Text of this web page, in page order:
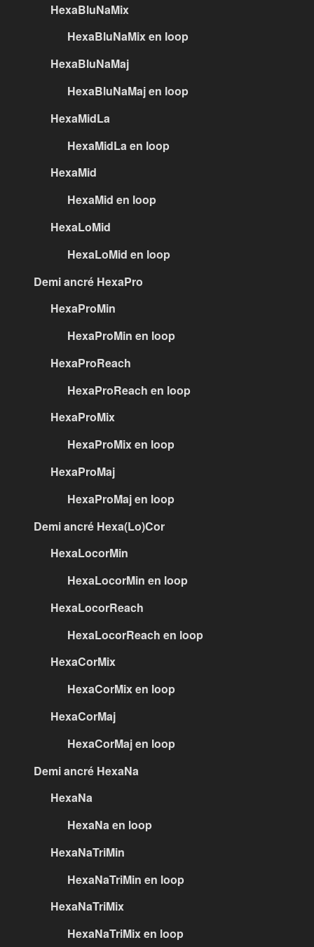
HexaBluNaMix
HexaBluNaMix en loop
HexaBluNaMaj
HexaBluNaMaj en loop
HexaMidLa
HexaMidLa en loop
HexaMid
HexaMid en loop
HexaLoMid
HexaLoMid en loop
Demi ancré HexaPro
HexaProMin
HexaProMin en loop
HexaProReach
HexaProReach en loop
HexaProMix
HexaProMix en loop
HexaProMaj
HexaProMaj en loop
Demi ancré Hexa(Lo)Cor
HexaLocorMin
HexaLocorMin en loop
HexaLocorReach
HexaLocorReach en loop
HexaCorMix
HexaCorMix en loop
HexaCorMaj
HexaCorMaj en loop
Demi ancré HexaNa
HexaNa
HexaNa en loop
HexaNaTriMin
HexaNaTriMin en loop
HexaNaTriMix
HexaNaTriMix en loop